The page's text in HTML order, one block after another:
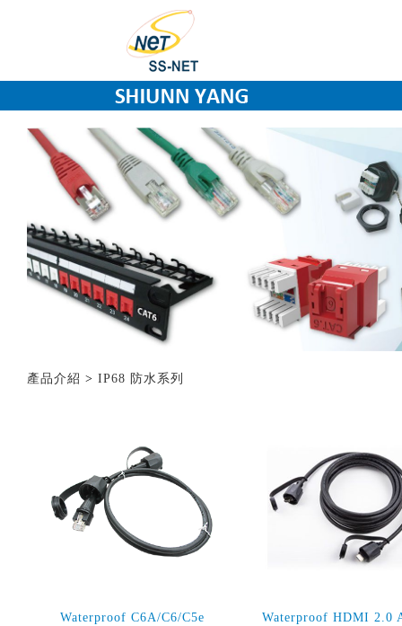
產品介紹 > IP68 防水系列
Waterproof C6A/C6/C5e
Waterproof HDMI 2.0